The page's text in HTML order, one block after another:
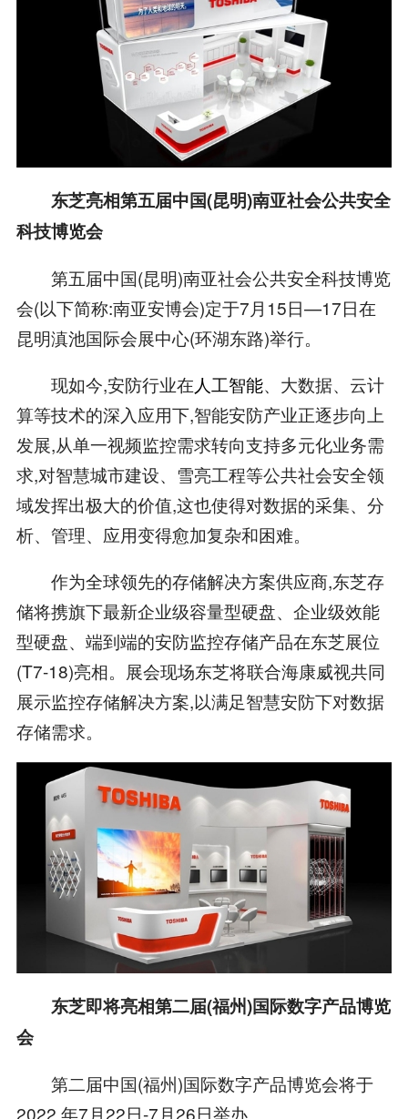
东芝亮相第五届中国(昆明)南亚社会公共安全
科技博览会
第五届中国(昆明)南亚社会公共安全科技博览
会(以下简称:南亚安博会)定于7月15日—17日在
昆明滇池国际会展中心(环湖东路)举行。
现如今,安防行业在人工智能、大数据、云计
算等技术的深入应用下,智能安防产业正逐步向上
发展,从单一视频监控需求转向支持多元化业务需
求,对智慧城市建设、雪亮工程等公共社会安全领
域发挥出极大的价值,这也使得对数据的采集、分
析、管理、应用变得愈加复杂和困难。
作为全球领先的存储解决方案供应商,东芝存
储将携旗下最新企业级容量型硬盘、企业级效能
型硬盘、端到端的安防监控存储产品在东芝展位
(T7-18)亮相。展会现场东芝将联合海康威视共同
展示监控存储解决方案,以满足智慧安防下对数据
存储需求。
东芝即将亮相第二届(福州)国际数字产品博览
会
第二届中国(福州)国际数字产品博览会将于
2022 年7月22日-7月26日举办。